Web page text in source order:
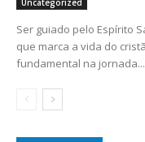
Uncategorized
Ser guiado pelo Espírito
que marca a vida do
fundamental na jornada...